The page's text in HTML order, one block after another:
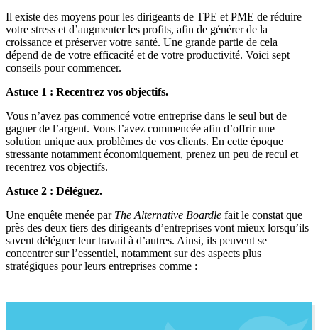
Il existe des moyens pour les dirigeants de TPE et PME de réduire
votre stress et d’augmenter les profits, afin de générer de la
croissance et préserver votre santé. Une grande partie de cela
dépend de de votre efficacité et de votre productivité. Voici sept
conseils pour commencer.
Astuce 1 : Recentrez vos objectifs.
Vous n’avez pas commencé votre entreprise dans le seul but de
gagner de l’argent. Vous l’avez commencée afin d’offrir une
solution unique aux problèmes de vos clients. En cette époque
stressante notamment économiquement, prenez un peu de recul et
recentrez vos objectifs.
Astuce 2 : Déléguez.
Une enquête menée par The Alternative Boardle fait le constat que
près des deux tiers des dirigeants d’entreprises vont mieux lorsqu’ils
savent déléguer leur travail à d’autres. Ainsi, ils peuvent se
concentrer sur l’essentiel, notamment sur des aspects plus
stratégiques pour leurs entreprises comme :